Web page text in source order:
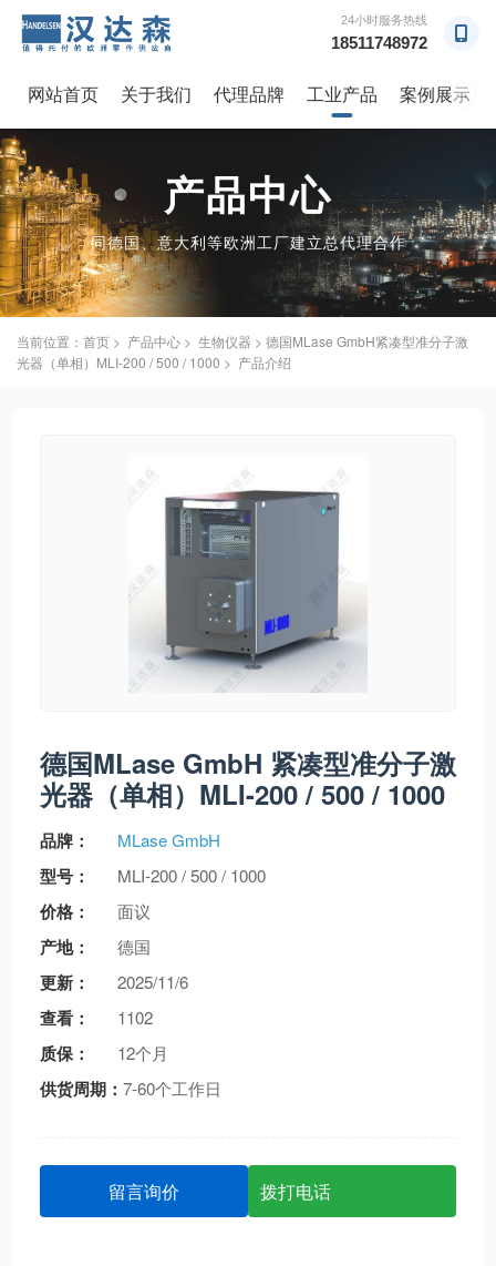
24小时服务热线
18511748972
→
网站首页 关于我们 代理品牌 工业产品 案例展示
产品中心
同德国、意大利等欧洲工厂建立总代理合作
当前位置： 首页 > 产品中心 > 生物仪器 > 德国MLase GmbH紧凑型准分子激
光器（单相）MLI-200 / 500 / 1000 > 产品介绍
德国MLase GmbH 紧凑型准分子激
光器（单相）MLI-200 / 500 / 1000
品牌： MLase GmbH
型号： MLI-200 / 500 / 1000
价格： 面议
产地： 德国
更新： 2025/11/6
查看： 1102
质保： 12个月
供货周期： 7-60个工作日
留言询价 拨打电话